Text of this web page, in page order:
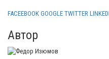
FACEEBOOK GOOGLE TWITTER
Автор